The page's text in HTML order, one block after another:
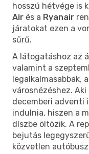
hosszú hétvége is
Air és a Ryanair
járatokat ezen a
sűrű.
A látogatáshoz az
valamint a
legalkalmasabbak,
városnézéshez.
decemberi adventi
indulnia, hiszen a
díszbe öltözik. A
bejutás
közvetlen